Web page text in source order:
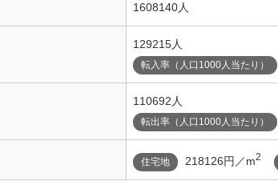
1608140人
129215人
転入率（人口1000人当たり）
110692人
転出率（人口1000人当たり）
住宅地 218126円／m2